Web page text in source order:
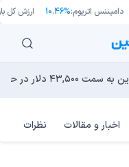
دامیننس اتریوم:10.46% ارزش کل
در حال سقوط است
در ۶۴ هزار دلار درجا می‌زند؟
کوین؛ آیا دوران رالی‌های
اخبار و مقالات نظرات